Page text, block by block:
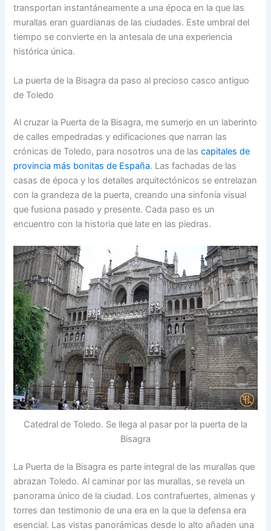
transportan instantáneamente a una época en la que las
murallas eran guardianas de las ciudades. Este umbral del
tiempo se convierte en la antesala de una experiencia
histórica única.
La puerta de la Bisagra da paso al precioso casco antiguo
de Toledo
Al cruzar la Puerta de la Bisagra, me sumerjo en un laberinto
de calles empedradas y edificaciones que narran las
crónicas de Toledo, para nosotros una de lascapitales de
provincia más bonitas de España. Las fachadas de las
casas de época y los detalles arquitectónicos se entrelazan
con la grandeza de la puerta, creando una sinfonía visual
que fusiona pasado y presente. Cada paso es un
encuentro con la historia que late en las piedras.
Catedral de Toledo. Se llega al pasar por la puerta de la
Bisagra
La Puerta de la Bisagra es parte integral de las murallas que
abrazan Toledo. Al caminar por las murallas, se revela un
panorama único de la ciudad. Los contrafuertes, almenas y
torres dan testimonio de una era en la que la defensa era
esencial. Las vistas panorámicas desde lo alto añaden una